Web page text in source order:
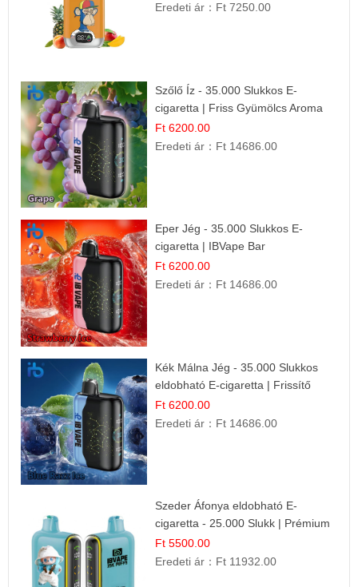
Eredeti ár： Ft 7250.00
Szőlő Íz - 35.000 Slukkos E-
cigaretta | Friss Gyümölcs Aroma
Ft 6200.00
Eredeti ár： Ft 14686.00
Eper Jég - 35.000 Slukkos E-
cigaretta | IBVape Bar
Ft 6200.00
Eredeti ár： Ft 14686.00
Kék Málna Jég - 35.000 Slukkos
eldobható E-cigaretta | Frissítő
Ízélmény
Ft 6200.00
Eredeti ár： Ft 14686.00
Szeder Áfonya eldobható E-
cigaretta - 25.000 Slukk | Prémium
Gyümölcs Íz
Ft 5500.00
Eredeti ár： Ft 11932.00